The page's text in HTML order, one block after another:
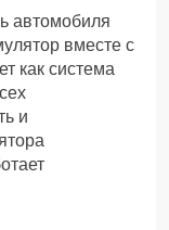
автомобиля
вместе с
как система
и